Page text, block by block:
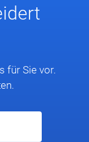
für Sie vor.